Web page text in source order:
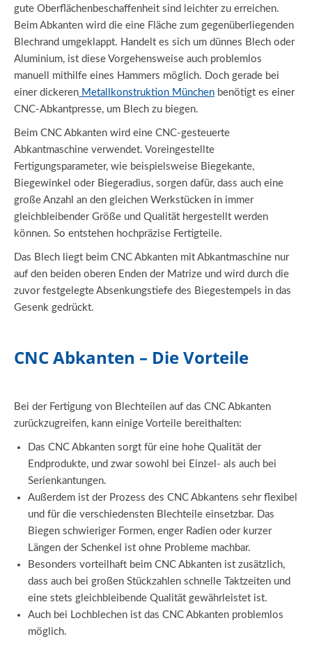
gute Oberflächenbeschaffenheit sind leichter zu erreichen.
Beim Abkanten wird die eine Fläche zum gegenüberliegenden
Blechrand umgeklappt. Handelt es sich um dünnes Blech oder
Aluminium, ist diese Vorgehensweise auch problemlos
manuell mithilfe eines Hammers möglich. Doch gerade bei
einer dickeren Metallkonstruktion München benötigt es einer
CNC-Abkantpresse, um Blech zu biegen.
Beim CNC Abkanten wird eine CNC-gesteuerte
Abkantmaschine verwendet. Voreingestellte
Fertigungsparameter, wie beispielsweise Biegekante,
Biegewinkel oder Biegeradius, sorgen dafür, dass auch eine
große Anzahl an den gleichen Werkstücken in immer
gleichbleibender Größe und Qualität hergestellt werden
können. So entstehen hochpräzise Fertigteile.
Das Blech liegt beim CNC Abkanten mit Abkantmaschine nur
auf den beiden oberen Enden der Matrize und wird durch die
zuvor festgelegte Absenkungstiefe des Biegestempels in das
Gesenk gedrückt.
CNC Abkanten – Die Vorteile
Bei der Fertigung von Blechteilen auf das CNC Abkanten
zurückzugreifen, kann einige Vorteile bereithalten:
Das CNC Abkanten sorgt für eine hohe Qualität der
Endprodukte, und zwar sowohl bei Einzel- als auch bei
Serienkantungen.
Außerdem ist der Prozess des CNC Abkantens sehr flexibel
und für die verschiedensten Blechteile einsetzbar. Das
Biegen schwieriger Formen, enger Radien oder kurzer
Längen der Schenkel ist ohne Probleme machbar.
Besonders vorteilhaft beim CNC Abkanten ist zusätzlich,
dass auch bei großen Stückzahlen schnelle Taktzeiten und
eine stets gleichbleibende Qualität gewährleistet ist.
Auch bei Lochblechen ist das CNC Abkanten problemlos
möglich.